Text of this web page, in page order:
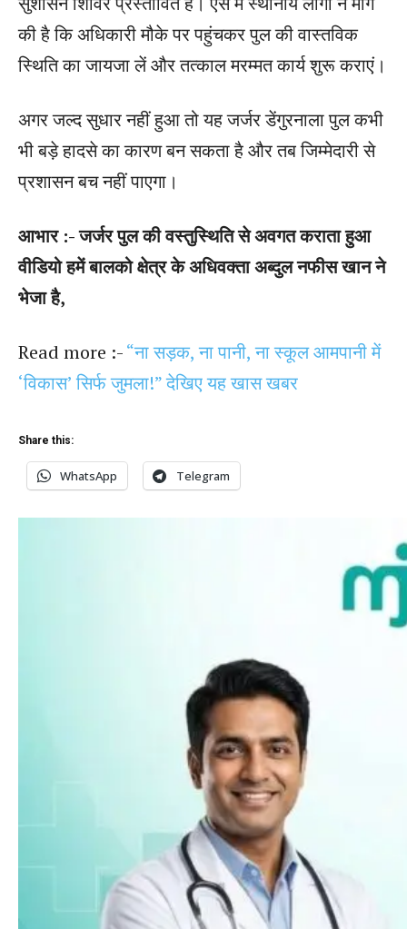
की है कि अधिकारी मौके पर पहुंचकर पुल की वास्तविक
स्थिति का जायजा लें और तत्काल मरम्मत कार्य शुरू कराएं।
अगर जल्द सुधार नहीं हुआ तो यह जर्जर डेंगुरनाला पुल कभी
भी बड़े हादसे का कारण बन सकता है और तब जिम्मेदारी से
प्रशासन बच नहीं पाएगा।
आभार :- जर्जर पुल की वस्तुस्थिति से अवगत कराता हुआ
वीडियो हमें बालको क्षेत्र के अधिवक्ता अब्दुल नफीस खान ने
भेजा है,
Read more :-“ना सड़क, ना पानी, ना स्कूल आमपानी में
‘विकास’ सिर्फ जुमला!” देखिए यह खास खबर
Share this:
WhatsApp Telegram